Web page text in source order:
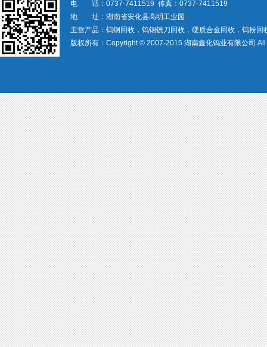
电 话：0737-7411519 传真：0737-7411519
地 址：湖南省安化县高明工业园
主营产品：钨钢回收，钨钢铣刀回收，硬质合金回收，钨粉回
版权所有：Copyright © 2007-2015 湖南鑫化钨业有限公司